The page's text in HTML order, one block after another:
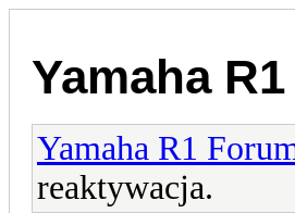
Yamaha
Yamaha R1
reaktywacja.